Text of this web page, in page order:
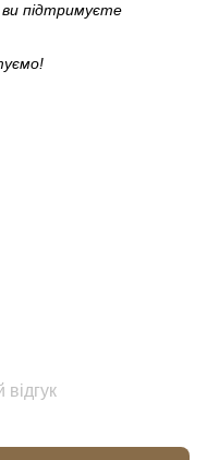
ви підтримуєте